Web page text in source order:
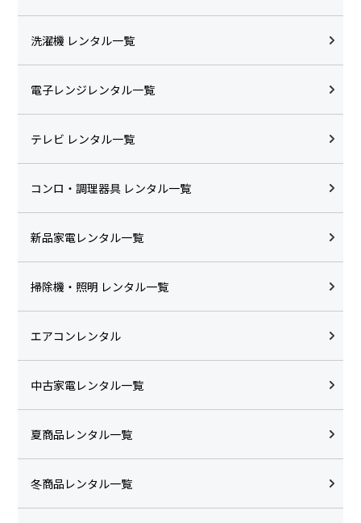
洗濯機 レンタル一覧
電子レンジレンタル一覧
テレビ レンタル一覧
コンロ・調理器具 レンタル一覧
新品家電レンタル一覧
掃除機・照明 レンタル一覧
エアコンレンタル
中古家電レンタル一覧
夏商品レンタル一覧
冬商品レンタル一覧